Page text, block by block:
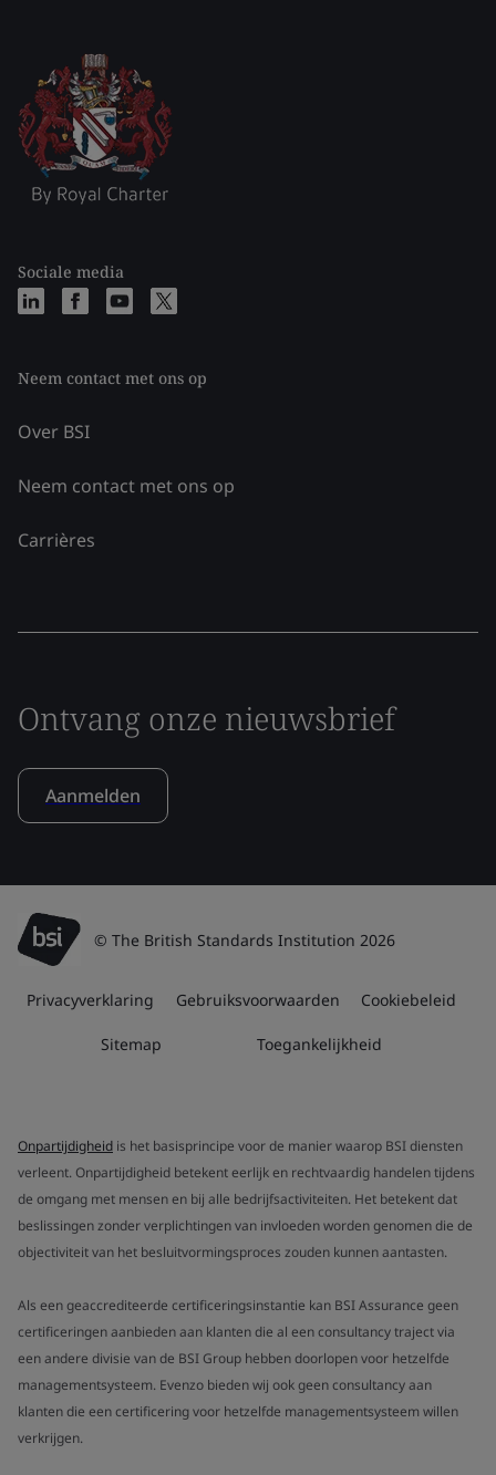
Sociale media
Neem contact met ons op
Over BSI
Neem contact met ons op
Carrières
Ontvang onze nieuwsbrief
Aanmelden
© The British Standards Institution 2026
Privacyverklaring Gebruiksvoorwaarden Cookiebeleid
Sitemap Toegankelijkheid
Onpartijdigheid is het basisprincipe voor de manier waarop BSI diensten
verleent. Onpartijdigheid betekent eerlijk en rechtvaardig handelen tijdens
de omgang met mensen en bij alle bedrijfsactiviteiten. Het betekent dat
beslissingen zonder verplichtingen van invloeden worden genomen die de
objectiviteit van het besluitvormingsproces zouden kunnen aantasten.
Als een geaccrediteerde certificeringsinstantie kan BSI Assurance geen
certificeringen aanbieden aan klanten die al een consultancy traject via
een andere divisie van de BSI Group hebben doorlopen voor hetzelfde
managementsysteem. Evenzo bieden wij ook geen consultancy aan
klanten die een certificering voor hetzelfde managementsysteem willen
verkrijgen.